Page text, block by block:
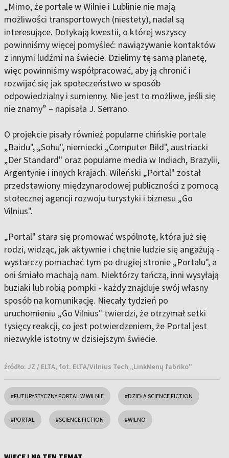
„Mimo, że portale w Wilnie i Lublinie nie mają
możliwości transportowych (niestety), nadal są
interesujące. Dotykają kwestii, o której wszyscy
powinniśmy więcej pomyśleć: nawiązywanie kontaktów
z innymi ludźmi na świecie. Dzielimy tę samą planetę,
więc powinniśmy współpracować, aby ją chronić i
rozwijać się jak społeczeństwo w sposób
odpowiedzialny i sumienny. Nie jest to możliwe, jeśli się
nie znamy” – napisała J. Serrano.
O projekcie pisały również popularne chińskie portale
„Baidu", „Sohu", niemiecki „Computer Bild", austriacki
„Der Standard" oraz popularne media w Indiach, Brazylii,
Argentynie i innych krajach. Wileński „Portal" został
przedstawiony międzynarodowej publiczności z pomocą
stołecznej agencji rozwoju turystyki i biznesu „Go
Vilnius".
„Portal" stara się promować wspólnotę, która już się
rodzi, widząc, jak aktywnie i chętnie ludzie się angażują -
wystarczy pomachać tym po drugiej stronie „Portalu", a
oni śmiało machają nam. Niektórzy tańczą, inni wysyłają
buziaki lub robią pompki - każdy znajduje swój własny
sposób na komunikację. Niecały tydzień po
uruchomieniu „Go Vilnius" twierdzi, że otrzymał setki
tysięcy reakcji, co jest potwierdzeniem, że Portal jest
niezwykle istotny w dzisiejszym świecie.
źródło: JZ / ELTA, fot. ELTA/Vilnius Tech „LinkMenų fabriko"
#FUTURYSTYCZNY PORTAL W WILNIE #DZIEŁA SCIENCE FICTION
#PORTAL #SCIENCE FICTION #WILNO